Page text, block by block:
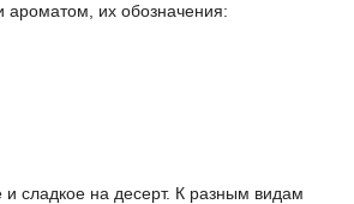
ароматом, их обозначения:
и сладкое на десерт. К разным видам